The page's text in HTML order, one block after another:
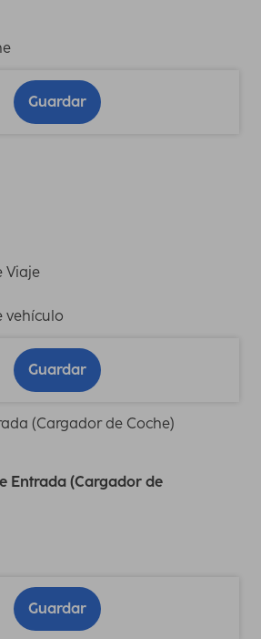
Guardar
Viaje
vehículo
Guardar
(Cargador de Coche)
Entrada (Cargador de
Guardar